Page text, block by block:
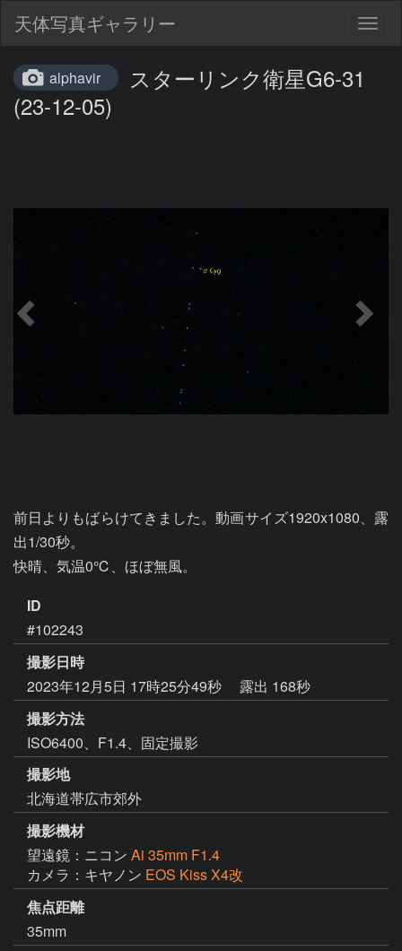
天体写真ギャラリー
alphavir
スターリンク衛星G6-31
(23-12-05)
前日よりもばらけてきました。動画サイズ1920x1080、露
出1/30秒。
快晴、気温0℃、ほぼ無風。
ID
#102243
撮影日時
2023年12月5日 17時25分49秒
露出 168秒
撮影方法
ISO6400、F1.4、固定撮影
撮影地
北海道帯広市郊外
撮影機材
望遠鏡：ニコン Ai 35mm F1.4
カメラ：キヤノン EOS Kiss X4改
焦点距離
35mm